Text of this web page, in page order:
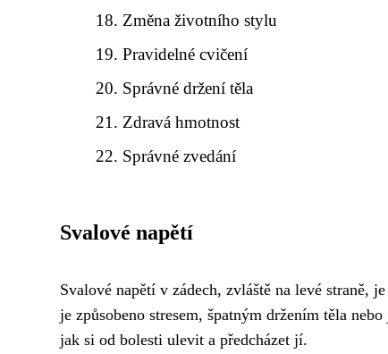
Změna životního stylu
Pravidelné cvičení
Správné držení těla
Zdravá hmotnost
Správné zvedání
Svalové napětí
Svalové napětí v zádech, zvláště na levé straně,
je způsobeno stresem, špatným držením těla
jak si od bolesti ulevit a předcházet jí.